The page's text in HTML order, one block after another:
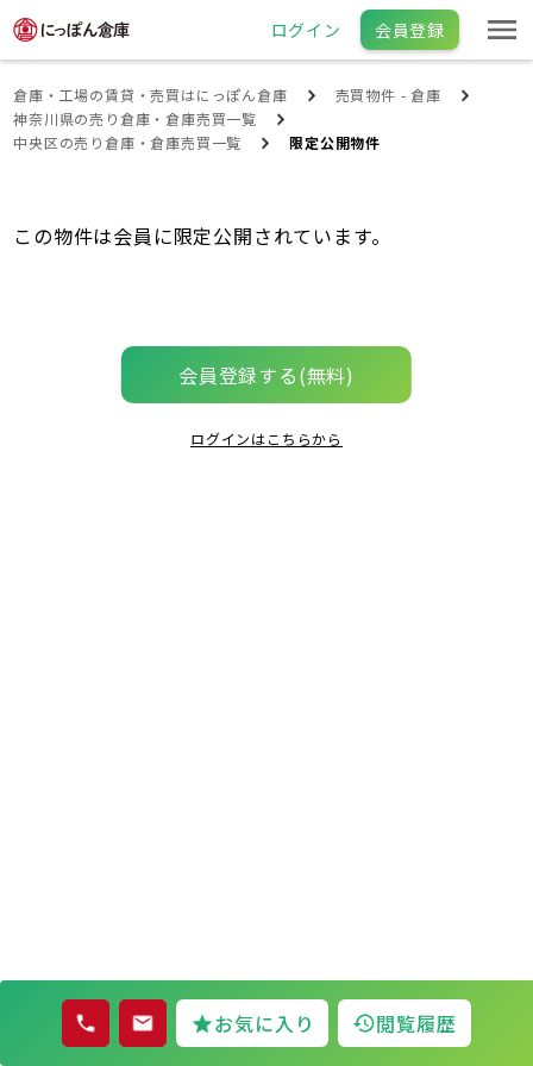
ログイン 会員登録
倉庫・工場の賃貸・売買はにっぽん倉庫
売買物件 - 倉庫
神奈川県の売り倉庫・倉庫売買一覧
中央区の売り倉庫・倉庫売買一覧
限定公開物件
お気に入り 閲覧履歴
この物件は会員に限定公開されています。
会員登録する(無料)
ログインはこちらから